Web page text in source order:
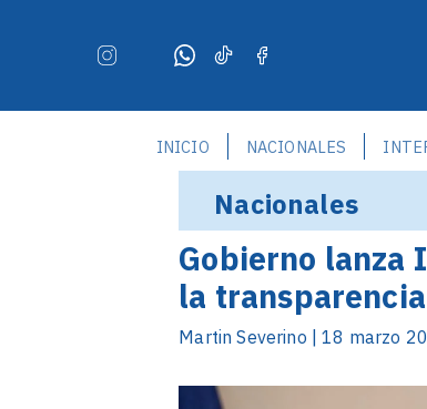
INICIO NACIONALES
Nacionales
Gobierno lanza
la transparencia
Martin Severino | 18 marzo